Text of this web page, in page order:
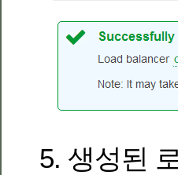
5. 생성된